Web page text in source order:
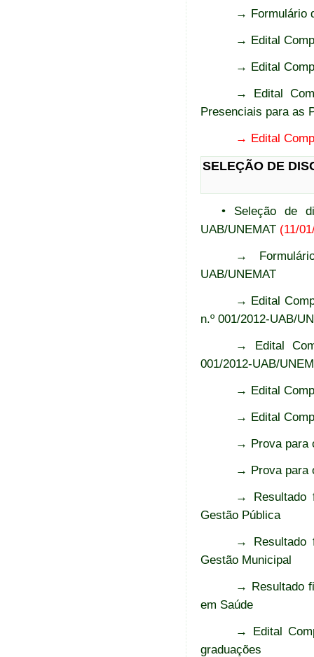
→ Formulário
→ Edital
→ Edital
→ Edital
Presenciais para as
→ Edital
SELEÇÃO DE
• Seleção de
UAB/UNEMAT (11/
→
UAB/UNEMAT
→ Edital
n.º 001/2012-UAB/
→ Edital
001/2012-UAB/
→ Edital
→ Edital
→ Prova para
→ Prova para
→ Resultado
Gestão Pública
→ Resultado
Gestão Municipal
→ Resultado
em Saúde
→ Edital
graduações